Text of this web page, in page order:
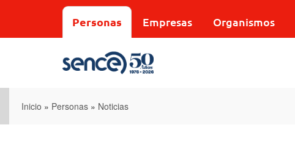
Personas Empresas Organismos
Inicio » Personas » Noticias